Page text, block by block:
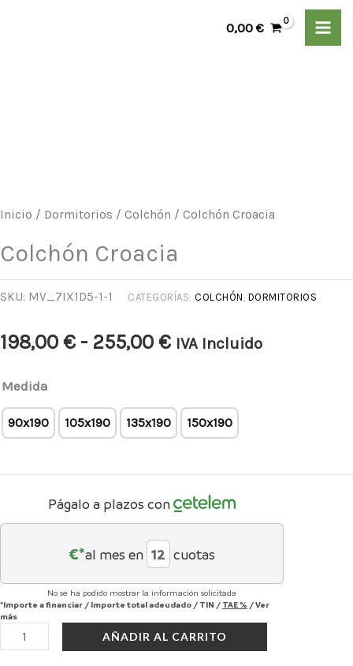
0,00€
Inicio / Dormitorios / Colchón / Colchón Croacia
Colchón Croacia
SKU: MV_7IX1D5-1-1 CATEGORÍAS: COLCHÓN , DORMITORIOS
198,00 € - 255,00 €
desde
198,00 €
hasta
IVA Incluido
Medida
90x190 105x190 135x190 150x190
Págalo a plazos con
€*al mes en cuotas
No se ha podido mostrar la información solicitada
*Importe a financiar / Importe total adeudado / TIN / TAE % /Ver
más
AÑADIR AL CARRITO